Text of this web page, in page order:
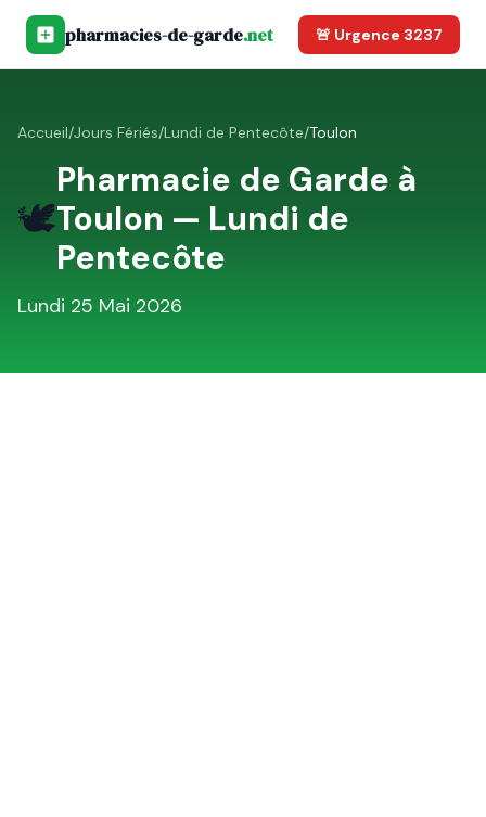
pharmacies-de-garde.net 🚨 Urgence 3237
Accueil/Jours Fériés/Lundi de Pentecôte/Toulon
🕊️
Pharmacie de Garde à
Toulon — Lundi de
Pentecôte
Lundi 25 Mai 2026